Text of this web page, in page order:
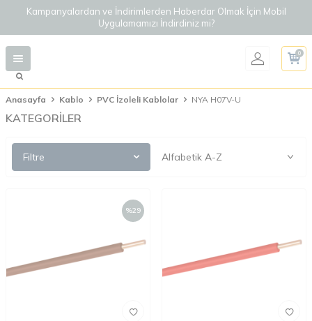
Kampanyalardan ve İndirimlerden Haberdar Olmak İçin Mobil
Uygulamamızı İndirdiniz mi?
0
Anasayfa Kablo PVC İzoleli Kablolar NYA H07V-U
KATEGORİLER
Filtre
%29